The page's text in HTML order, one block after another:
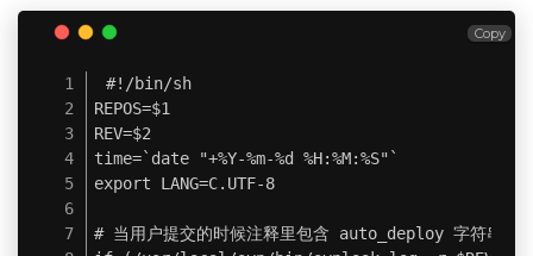
#!/bin/sh
REPOS=$1
REV=$2
time=`date "+%Y-%m-%d %H:%M:%S"`
export LANG=C.UTF-8
# 当用户提交的时候注释里包含 auto_deploy 字符串的
Copy